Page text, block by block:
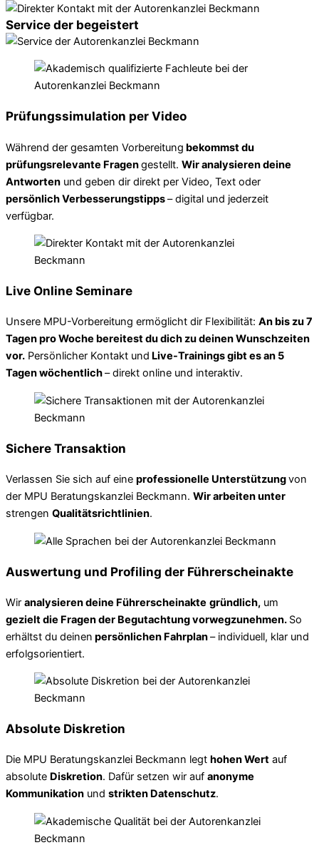
Service der begeistert
Prüfungssimulation per Video
Während der gesamten Vorbereitung bekommst du
prüfungsrelevante Fragengestellt. Wir analysieren deine
Antworten und geben dir direkt per Video, Text oder
persönlich Verbesserungstipps– digital und jederzeit
verfügbar.
Live Online Seminare
Unsere MPU-Vorbereitung ermöglicht dir Flexibilität: An bis zu 7
Tagen pro Woche bereitest du dich zu deinen Wunschzeiten
vor. Persönlicher Kontakt und Live-Trainings gibt es an 5
Tagen wöchentlich– direkt online und interaktiv.
Sichere Transaktion
Verlassen Sie sich auf eine professionelle Unterstützungvon
der MPU Beratungskanzlei Beckmann. Wir arbeiten unter
strengen Qualitätsrichtlinien.
Auswertung und Profiling der Führerscheinakte
Wir analysieren deine Führerscheinakte gründlich, um
gezielt die Fragen der Begutachtung vorwegzunehmen. So
erhältst du deinen persönlichen Fahrplan– individuell, klar und
erfolgsorientiert.
Absolute Diskretion
Die MPU Beratungskanzlei Beckmann legt hohen Wert auf
absolute Diskretion. Dafür setzen wir auf anonyme
Kommunikation und strikten Datenschutz.